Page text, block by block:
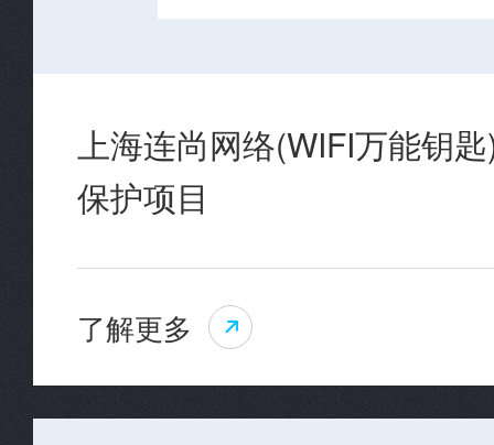
上海连尚网络(WIFI万能钥
保护项目
了解更多 